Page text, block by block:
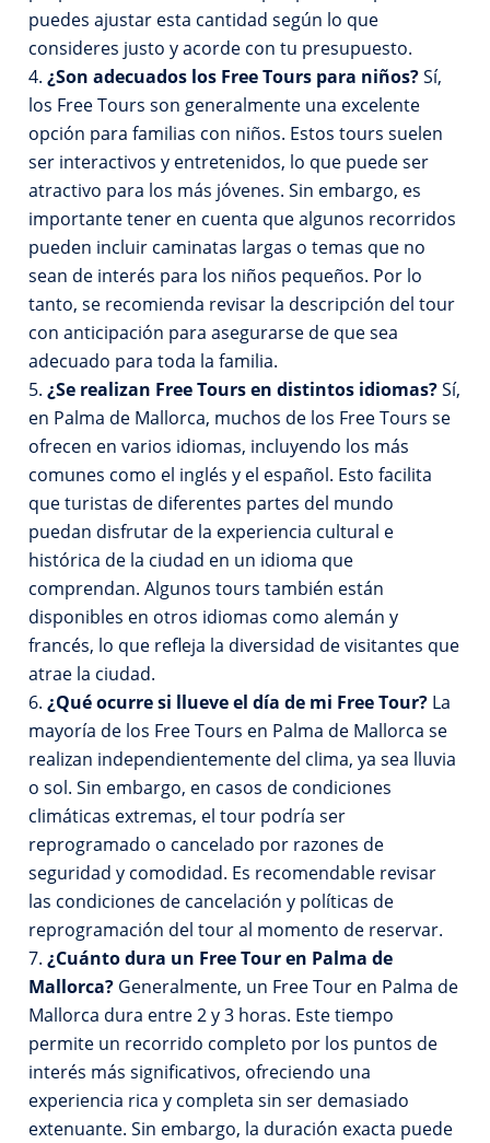
puedes ajustar esta cantidad según lo que
consideres justo y acorde con tu presupuesto.
¿Son adecuados los Free Tours para niños?Sí,
los Free Tours son generalmente una excelente
opción para familias con niños. Estos tours suelen
ser interactivos y entretenidos, lo que puede ser
atractivo para los más jóvenes. Sin embargo, es
importante tener en cuenta que algunos recorridos
pueden incluir caminatas largas o temas que no
sean de interés para los niños pequeños. Por lo
tanto, se recomienda revisar la descripción del tour
con anticipación para asegurarse de que sea
adecuado para toda la familia.
¿Se realizan Free Tours en distintos idiomas?Sí,
en Palma de Mallorca, muchos de los Free Tours se
ofrecen en varios idiomas, incluyendo los más
comunes como el inglés y el español. Esto facilita
que turistas de diferentes partes del mundo
puedan disfrutar de la experiencia cultural e
histórica de la ciudad en un idioma que
comprendan. Algunos tours también están
disponibles en otros idiomas como alemán y
francés, lo que refleja la diversidad de visitantes que
atrae la ciudad.
¿Qué ocurre si llueve el día de mi Free Tour? La
mayoría de los Free Tours en Palma de Mallorca se
realizan independientemente del clima, ya sea lluvia
o sol. Sin embargo, en casos de condiciones
climáticas extremas, el tour podría ser
reprogramado o cancelado por razones de
seguridad y comodidad. Es recomendable revisar
las condiciones de cancelación y políticas de
reprogramación del tour al momento de reservar.
¿Cuánto dura un Free Tour en Palma de
Mallorca? Generalmente, un Free Tour en Palma de
Mallorca dura entre 2 y 3 horas. Este tiempo
permite un recorrido completo por los puntos de
interés más significativos, ofreciendo una
experiencia rica y completa sin ser demasiado
extenuante. Sin embargo, la duración exacta puede